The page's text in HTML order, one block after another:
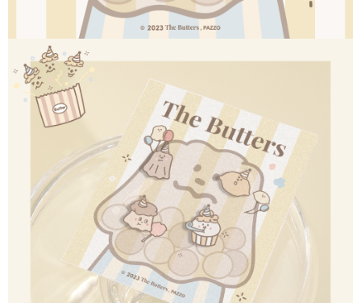
３．未成年的使用者請事先徵得法定代理人或監護人之同意方可使用
「AFTEE先享後付」，若未經同意申辦者引起之損失，本公司不負相關責
４．使用「AFTEE先享後付」時，將依據個別帳號之用戶狀況，依本公司即
時審查核予不同之上限額度；若仍有額度不足之情形，本公司將視審查結果
請求用戶進行身份認證。
５．嚴禁一人註冊多個帳號或使用他人資訊註冊。若發現惡意使用之情形，
恩沛科技股份有限公司將有權停止該用戶之使用額度並採取法律行動。
貨到付款
每筆NT$90
國家/地區配送